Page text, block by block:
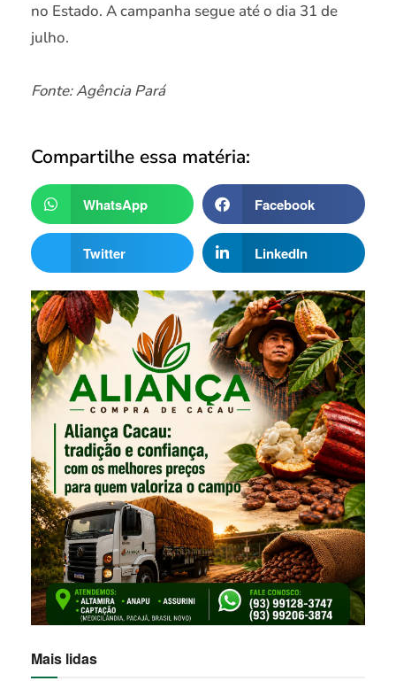
no Estado. A campanha segue até o dia 31 de
julho.
Fonte: Agência Pará
Compartilhe essa matéria:
WhatsApp Facebook
Twitter LinkedIn
Mais lidas